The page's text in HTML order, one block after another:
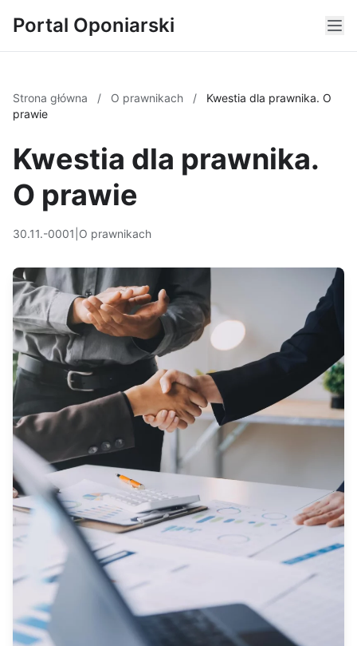
Portal Oponiarski
Strona główna / O prawnikach /
Kwestia dla prawnika. O
prawie
Kwestia dla prawnika.
O prawie
30.11.-0001 O prawnikach